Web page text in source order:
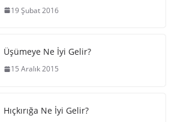
19 Şubat 2016
Üşümeye Ne İyi Gelir?
15 Aralık 2015
Hıçkırığa Ne İyi Gelir?